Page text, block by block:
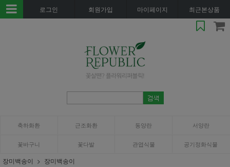
로그인 회원가입 마이페이지 최근본상품
축하화환 근조화환 동양란 서양란
꽃바구니 꽃다발 관엽식물 공기정화식물
장미백송이 장미백송이